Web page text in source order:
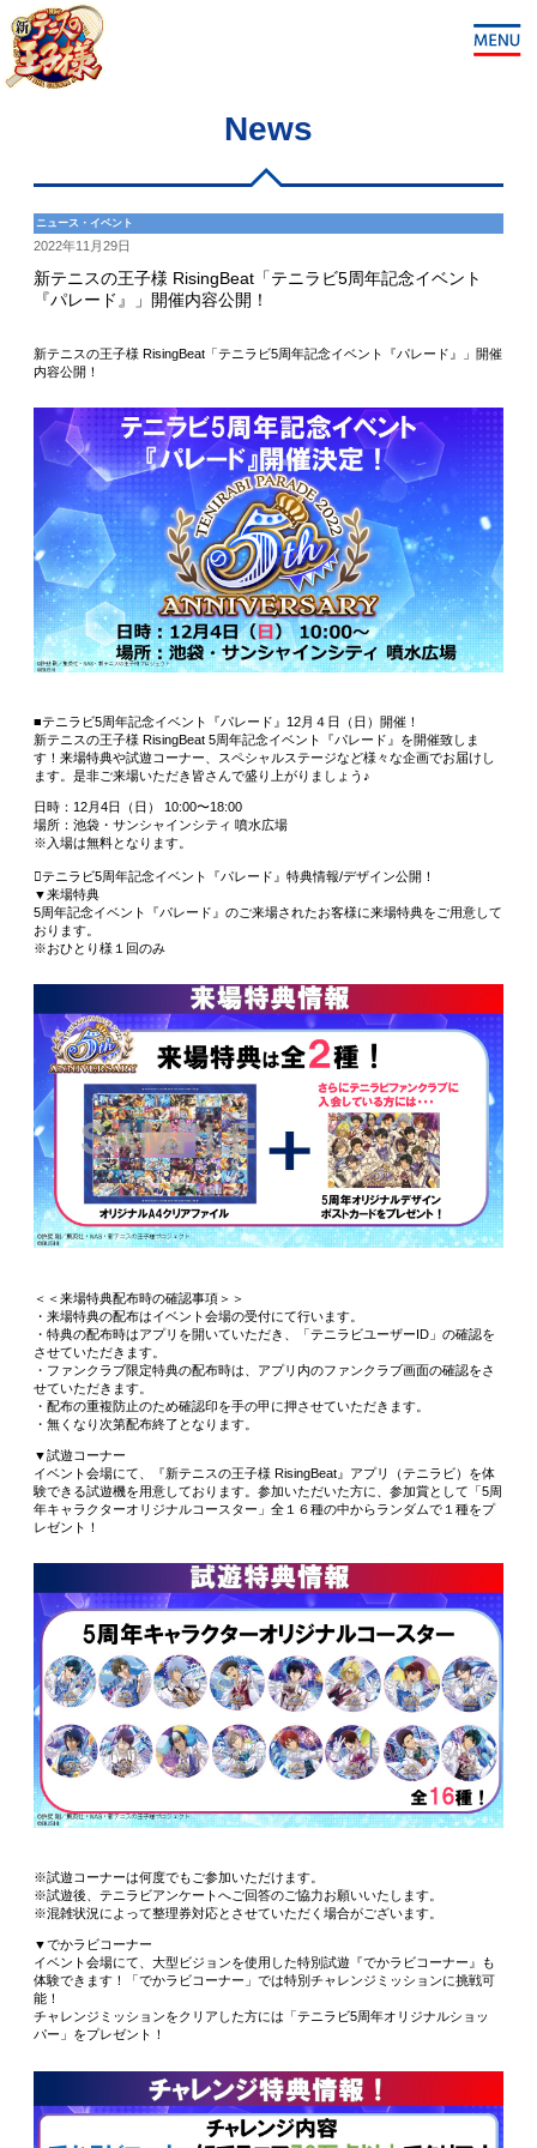
News
ニュース・イベント
2022年11月29日
新テニスの王子様 RisingBeat「テニラビ5周年記念イベント
『パレード』」開催内容公開！
新テニスの王子様 RisingBeat「テニラビ5周年記念イベント『パレード』」開催
内容公開！
■テニラビ5周年記念イベント『パレード』12月４日（日）開催！
新テニスの王子様 RisingBeat 5周年記念イベント『パレード』を開催致しま
す！来場特典や試遊コーナー、スペシャルステージなど様々な企画でお届けし
ます。是非ご来場いただき皆さんで盛り上がりましょう♪
日時：12月4日（日） 10:00〜18:00
場所：池袋・サンシャインシティ 噴水広場
※入場は無料となります。
テニラビ5周年記念イベント『パレード』特典情報/デザイン公開！
▼来場特典
5周年記念イベント『パレード』のご来場されたお客様に来場特典をご用意して
おります。
※おひとり様１回のみ
＜＜来場特典配布時の確認事項＞＞
・来場特典の配布はイベント会場の受付にて行います。
・特典の配布時はアプリを開いていただき、「テニラビユーザーID」の確認を
させていただきます。
・ファンクラブ限定特典の配布時は、アプリ内のファンクラブ画面の確認をさ
せていただきます。
・配布の重複防止のため確認印を手の甲に押させていただきます。
・無くなり次第配布終了となります。
▼試遊コーナー
イベント会場にて、『新テニスの王子様 RisingBeat』アプリ（テニラビ）を体
験できる試遊機を用意しております。参加いただいた方に、参加賞として「5周
年キャラクターオリジナルコースター」全１６種の中からランダムで１種をプ
レゼント！
※試遊コーナーは何度でもご参加いただけます。
※試遊後、テニラビアンケートへご回答のご協力お願いいたします。
※混雑状況によって整理券対応とさせていただく場合がございます。
▼でかラビコーナー
イベント会場にて、大型ビジョンを使用した特別試遊『でかラビコーナー』も
体験できます！「でかラビコーナー」では特別チャレンジミッションに挑戦可
能！
チャレンジミッションをクリアした方には「テニラビ5周年オリジナルショッ
パー」をプレゼント！